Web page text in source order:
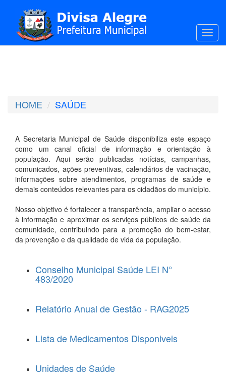
HOME SAÚDE
A Secretaria Municipal de Saúde disponibiliza este espaço
como um canal oficial de informação e orientação à
população. Aqui serão publicadas notícias, campanhas,
comunicados, ações preventivas, calendários de vacinação,
informações sobre atendimentos, programas de saúde e
demais conteúdos relevantes para os cidadãos do município.
Nosso objetivo é fortalecer a transparência, ampliar o acesso
à informação e aproximar os serviços públicos de saúde da
comunidade, contribuindo para a promoção do bem-estar,
da prevenção e da qualidade de vida da população.
Conselho Municipal Saúde LEI N°
483/2020
Relatório Anual de Gestão - RAG2025
Lista de Medicamentos Disponiveis
Unidades de Saúde